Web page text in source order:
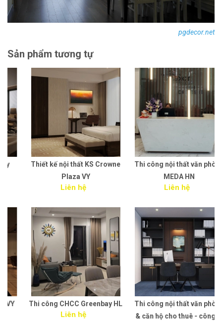
pgdecor.net
Sản phẩm tương tự
Thiết kế nội thất KS Crowne
Plaza VY
Liên hệ
Thi công CHCC Greenbay HL
Liên hệ
Thi công nội thất văn phòng
MEDA HN
Liên hệ
Thi công nội thất văn phòng
& căn hộ cho thuê - công ty